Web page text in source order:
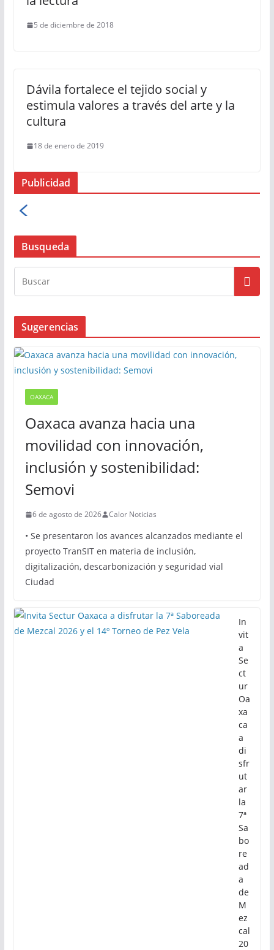
5 de diciembre de 2018
Dávila fortalece el tejido social y
estimula valores a través del arte y la
cultura
18 de enero de 2019
Publicidad
Busqueda
Sugerencias
OAXACA
Oaxaca avanza hacia una
movilidad con innovación,
inclusión y sostenibilidad:
Semovi
6 de agosto de 2026 Calor Noticias
• Se presentaron los avances alcanzados mediante el
proyecto TranSIT en materia de inclusión,
digitalización, descarbonización y seguridad vial
Ciudad
In
vit
a
Se
ct
ur
Oa
xa
ca
a
di
sfr
ut
ar
la
7ª
Sa
bo
re
ad
a
de
M
ez
cal
20